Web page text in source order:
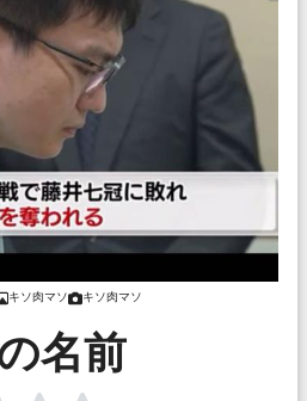
キソ肉マソ キソ肉マソ
名前